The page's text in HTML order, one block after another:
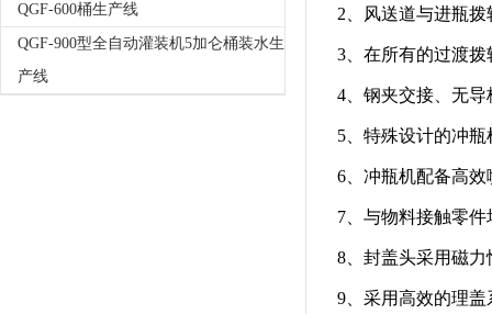
QGF-600桶生产线
QGF-900型全自动灌装机5加仑桶装水生
产线
2、风送道与进瓶
3、在所有的过渡
4、钢夹交接、无
5、特殊设计的冲
6、冲瓶机配备高
7、与物料接触零
8、封盖头采用磁
9、采用高效的理